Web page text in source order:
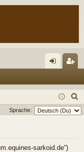
m
el
n
ist
rie
n
u
Sprache:
sarkoid.de“)